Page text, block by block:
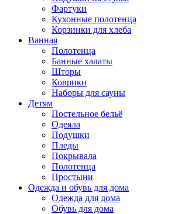
Фартуки
Кухонные полотенца
Корзинки для хлеба
Ванная
Полотенца
Банные халаты
Шторы
Коврики
Наборы для сауны
Детям
Постельное бельё
Одеяла
Подушки
Пледы
Покрывала
Полотенца
Простыни
Одежда и обувь для дома
Одежда для дома
Обувь для дома